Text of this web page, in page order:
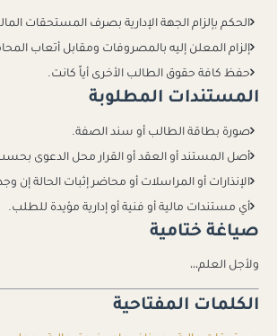
الحكم بإلزام الجهة الإدارية بصرف المستحقات
إلزام المعلن إليه بالمصروفات ومقابل أتعاب
حفظ كافة حقوق الطالب الأخرى أياً كانت.
المستندات المطلوبة
صورة بطاقة الطالب أو سند الصفة.
أصل المستند أو العقد أو القرار محل الدعوى
الإنذارات أو المراسلات أو محاضر إثبات الحالة إن
أي مستندات مالية أو فنية أو إدارية مؤيدة للطلب.
صياغة ختامية
ولأجل العلم،،،
الكلمات المفتاحية